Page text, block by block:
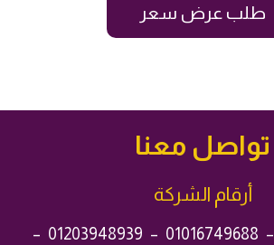
طلب عرض سعر
تواصل معنا
أرقام الشركة
–
01016749688
–
01203948939
–